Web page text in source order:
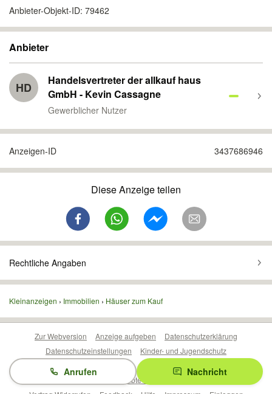
Anbieter-Objekt-ID: 79462
Anbieter
HD
Handelsvertreter der allkauf haus
GmbH - Kevin Cassagne
Gewerblicher Nutzer
Anzeigen-ID 3437686946
Diese Anzeige teilen
Rechtliche Angaben
Kleinanzeigen Immobilien Häuser zum Kauf
Anrufen Nachricht
Zur Webversion Anzeige aufgeben
Datenschutzerklärung
Datenschutzeinstellungen
Kinder- und Jugendschutz
Barrierefreiheitserklärung
Sicherheitslücken melden
Beliebte Suchen